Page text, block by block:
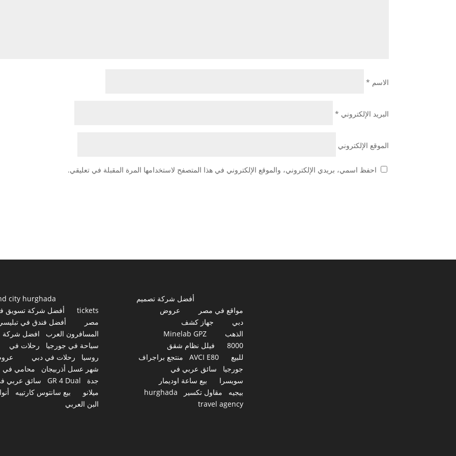
الاسم *
البريد الإلكتروني *
الموقع الإلكتروني
احفظ اسمي، بريدي الإلكتروني، والموقع الإلكتروني في هذا المتصفح لاستخدامها المرة المقبلة في تعليقي.
city hurghada
tickets
أفضل شركة تسويق
مصر
أفضل فندق في
المسافرون العرب
افضل شركة
سياحة في جورجيا
رحلات في
روسيا
رحلات في دبي
شهر عسل أذربيجان
محامي في
جدة
GR 4 Dual
سائق عربي
ميلانو
بيع سانتوس كارتييه
البن العربي
أفضل شركة تصميم
مواقع في مصر
عروض
دبي
جهاز كشف
الذهب
Minelab GPZ
8000
فيلل نظام شقق
للبيع
AVCI E80
منتجع براجراف
جورجيا
سائق عربي في
سويسرا
بيع ساعة اوديمار
بيجيه
مقاول تكسير
hurghada
travel agency